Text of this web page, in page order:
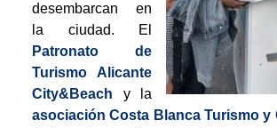
desembarcan en
la ciudad. El
Patronato de
Turismo Alicante
City&Beach y la
asociación Costa Blanca Turismo y